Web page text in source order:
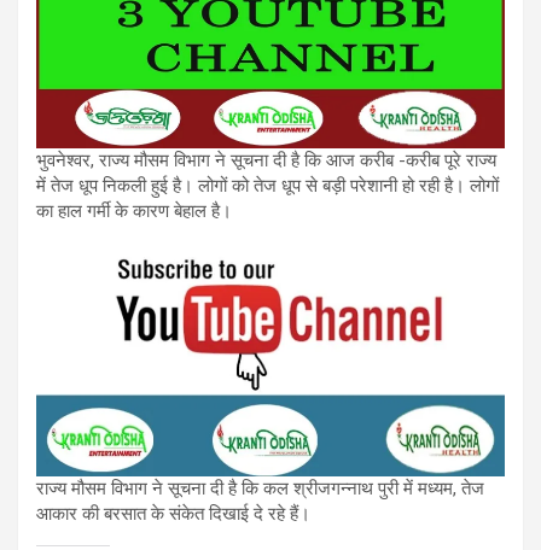
भुवनेश्वर, राज्य मौसम विभाग ने सूचना दी है कि आज करीब -करीब पूरे राज्य
में तेज धूप निकली हुई है। लोगों को तेज धूप से बड़ी परेशानी हो रही है। लोगों
का हाल गर्मी के कारण बेहाल है।
राज्य मौसम विभाग ने सूचना दी है कि कल श्रीजगन्नाथ पुरी में मध्यम, तेज
आकार की बरसात के संकेत दिखाई दे रहे हैं।